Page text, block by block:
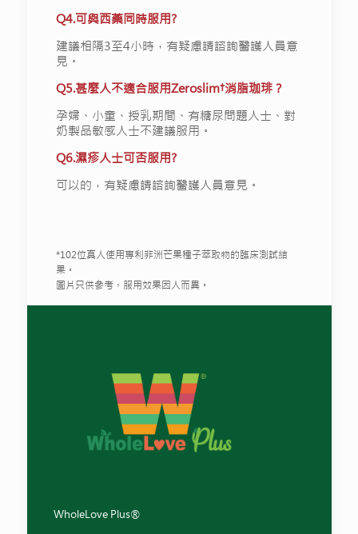
Q4.可與西藥同時服用?
建議相隔3至4小時，有疑慮請諮詢醫護人員意
見。
Q5.甚麼人不適合服用Zeroslim†消脂珈琲？
孕婦、小童、授乳期間、有糖尿問題人士、對
奶製品敏感人士不建議服用。
Q6.濕疹人士可否服用?
可以的，有疑慮請諮詢醫護人員意見。
*102位真人使用專利非洲芒果種子萃取物的臨床測試結
果。
圖片只供參考，服用效果因人而異。
WholeLove Plus®